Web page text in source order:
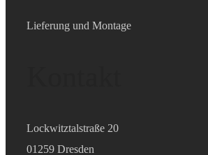
Lieferung und Montage
Lockwitztalstraße 20
01259 Dresden